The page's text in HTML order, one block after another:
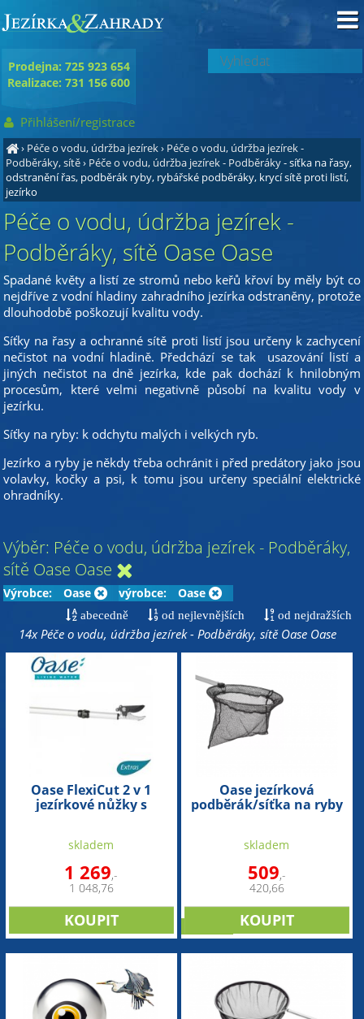
› Péče o vodu, údržba jezírek› Péče o vodu, údržba jezírek -
Podběráky, sítě› Péče o vodu, údržba jezírek - Podběráky- síťka na řasy,
odstranění řas, podběrák ryby, rybářské podběráky, krycí sítě proti listí,
jezírko
Péče o vodu, údržba jezírek -
Podběráky, sítě Oase Oase
Spadané květy a listí ze stromů nebo keřů křoví by měly být co
nejdříve z vodní hladiny zahradního jezírka odstraněny, protože
dlouhodobě poškozují kvalitu vody.
Síťky na řasy a ochranné sítě proti listí jsou určeny k zachycení
nečistot na vodní hladině. Předchází se tak usazování listí a
jiných nečistot na dně jezírka, kde pak dochází k hnilobným
procesům, které velmi negativně působí na kvalitu vody v
jezírku.
Síťky na ryby: k odchytu malých i velkých ryb.
Jezírko a ryby je někdy třeba ochránit i před predátory jako jsou
volavky, kočky a psi, k tomu jsou určeny speciální elektrické
ohradníky.
Výběr: Péče o vodu, údržba jezírek - Podběráky,
sítě Oase Oase
Výrobce: Oase výrobce: Oase
abecedně od nejlevnějších od nejdražších
14x Péče o vodu, údržba jezírek - Podběráky, sítě Oase Oase
Oase FlexiCut 2 v 1
jezírkové nůžky s
skladem
1 269,-
1 048,76
Oase jezírková
podběrák/síťka na ryby
skladem
509,-
420,66
Prodejna: 725 923 654
Realizace: 731 156 600
Přihlášení/registrace